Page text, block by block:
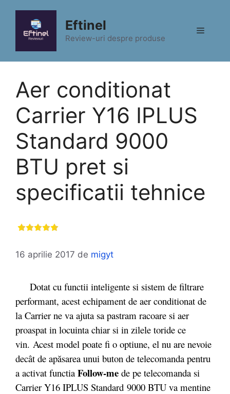
conținut
Eftinel
Review-uri despre produse
Meniu
Aer conditionat
Carrier Y16 IPLUS
Standard 9000
BTU pret si
specificatii tehnice
16 aprilie 2017 de migyt
Dotat cu functii inteligente si sistem de filtrare
performant, acest echipament de aer conditionat de
la Carrier ne va ajuta sa pastram racoare si aer
proaspat in locuinta chiar si in zilele toride ce
vin. Acest model poate fi o optiune, el nu are nevoie
decât de apăsarea unui buton de telecomanda pentru
a activat functia Follow-me de pe telecomanda si
Carrier Y16 IPLUS Standard 9000 BTU va mentine